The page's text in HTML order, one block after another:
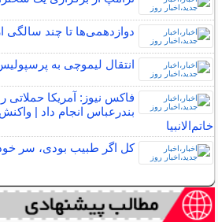
دوازدهمی‌ها تا چند سالگی
انتقال لیموچی به
فاکس نیوز: آمریکا حملاتی
بندرعباس انجام داد |
خاتم‌الانبیا
کل اگر طبیب بودی، سر